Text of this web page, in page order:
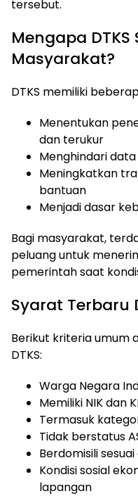
tersebut.
Mengapa
Masyarakat?
DTKS memiliki
Menentukan
dan terukur
Menghindari
Meningkatkan
bantuan
Menjadi dasar
Bagi masyarakat,
peluang untuk
pemerintah saat
Syarat Terbaru
Berikut kriteria umum
DTKS:
Warga Negara
Memiliki NIK dan
Termasuk
Tidak berstatus
Berdomisili
Kondisi sosial
lapangan